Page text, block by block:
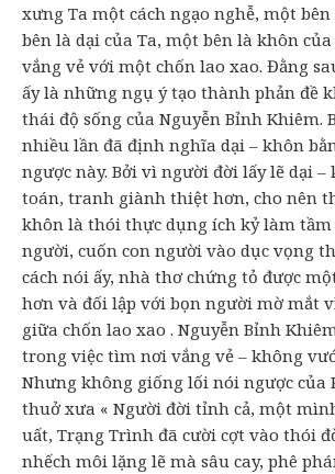
xưng Ta một cách ngạo nghễ, một
bên là dại của Ta, một bên là khôn
vắng vẻ với một chốn lao xao. Đằng
ấy là những ngụ ý tạo thành phản đề
thái độ sống của Nguyễn Bỉnh Khiêm.
nhiều lần đã định nghĩa dại – khôn
ngược này. Bởi vì người đời lấy lẽ dại
toán, tranh giành thiệt hơn, cho nên
khôn là thói thực dụng ích kỷ làm
người, cuốn con người vào dục vọng
cách nói ấy, nhà thơ chứng tỏ được
hơn và đối lập với bọn người mờ mắt
giữa chốn lao xao . Nguyễn Bỉnh
trong việc tìm nơi vắng vẻ – không
Nhưng không giống lối nói ngược của
thuở xưa « Người đời tỉnh cả, một
uất, Trạng Trình đã cười cợt vào thói
nhếch môi lặng lẽ mà sâu cay, phê